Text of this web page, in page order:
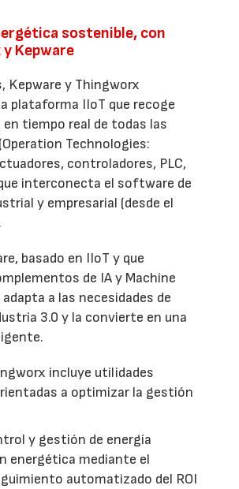
sostenible, con
Kepware
Kepware y Thingworx
plataforma IIoT que recoge
tiempo real de todas las
Technologies:
controladores, PLC,
interconecta el software de
y empresarial (desde el
basado en IIoT y que
de IA y Machine
a las necesidades de
3.0 y la convierte en una
incluye utilidades
a optimizar la gestión
y gestión de energía
energética mediante el
automatizado del ROI